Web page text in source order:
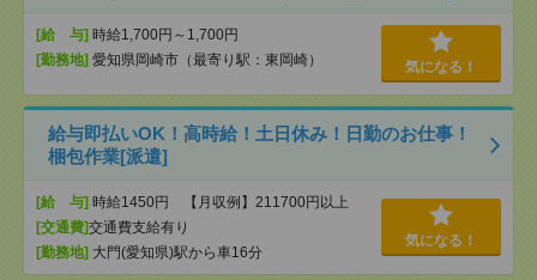
[給 与] 時給1,700円～1,700円
[勤務地] 愛知県岡崎市（最寄り駅：東岡崎） 気になる！
給与即払いOK！高時給！土日休み！日勤のお仕事！
梱包作業[派遣]
[給 与] 時給1450円 【月収例】211700円以上
[交通費]交通費支給有り
[勤務地] 大門(愛知県)駅から車16分
気になる！